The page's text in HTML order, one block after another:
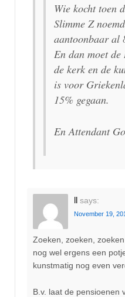
Wie kocht toen
Slimme Z
aantoonbaar al
En dan moet
de kerk en de
is voor
15% gegaan.
En Attendant
ll says:
November 19,
Zoeken, zoeken,
nog wel ergens een
kunstmatig nog even
B.v. laat de pensioenen